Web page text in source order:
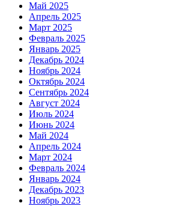
Май 2025
Апрель 2025
Март 2025
Февраль 2025
Январь 2025
Декабрь 2024
Ноябрь 2024
Октябрь 2024
Сентябрь 2024
Август 2024
Июль 2024
Июнь 2024
Май 2024
Апрель 2024
Март 2024
Февраль 2024
Январь 2024
Декабрь 2023
Ноябрь 2023